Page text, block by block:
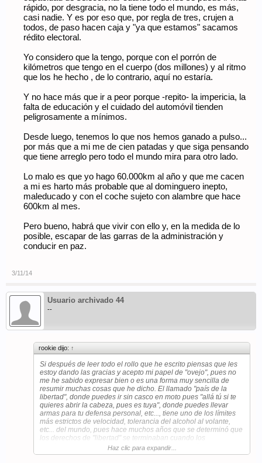
rápido, por desgracia, no la tiene todo el mundo, es más,
casi nadie. Y es por eso que, por regla de tres, crujen a
todos, de paso hacen caja y "ya que estamos" sacamos
rédito electoral.
Yo considero que la tengo, porque con el porrón de
kilómetros que tengo en el cuerpo (dos millones) y al ritmo
que los he hecho , de lo contrario, aquí no estaría.
Y no hace más que ir a peor porque -repito- la impericia, la
falta de educación y el cuidado del automóvil tienden
peligrosamente a mínimos.
Desde luego, tenemos lo que nos hemos ganado a pulso...
por más que a mi me de cien patadas y que siga pensando
que tiene arreglo pero todo el mundo mira para otro lado.
Lo malo es que yo hago 60.000km al año y que me cacen
a mi es harto más probable que al dominguero inepto,
maleducado y con el coche sujeto con alambre que hace
600km al mes.
Pero bueno, habrá que vivir con ello y, en la medida de lo
posible, escapar de las garras de la administración y
conducir en paz.
3/11/14
Usuario archivado 44
--
rookie dijo: ↑
Si después de leer todo el rollo que he escrito piensas que les
estoy dando las gracias y acepto mi papel de "ovejo", pues no
me he sabido expresar bien o es una forma muy sencilla de
resumir muchas cosas que he dicho. El llamado "país de la
libertad", donde puedes ir sin casco en moto pues "allá tú si te
quieres abrir la cabeza, pues es tuya", donde puedes llevar
armas para tu defensa personal, etc..., tiene uno de los límites
más estrictos de velocidad, tolerancia del alcohol al volante,
etc... del mundo, pues hace muchos años que se determinó que
los derechos de "libertad" se terminaban cuando los
conductores se cargaban a otros conductores en la carretera.
Según tu razonamiento les han quitado la libertad, les han
Haz clic para expandir...